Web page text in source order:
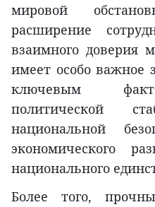
мировой
расширение
взаимного доверия
имеет особо важное
ключевым
политической
национальной
экономического
национального
Более того,